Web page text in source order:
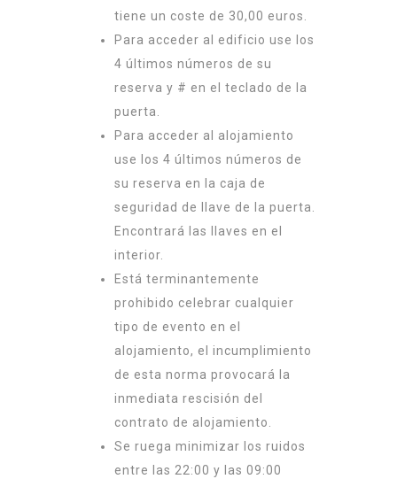
tiene un coste de 30,00 euros.
Para acceder al edificio use los
4 últimos números de su
reserva y # en el teclado de la
puerta.
Para acceder al alojamiento
use los 4 últimos números de
su reserva en la caja de
seguridad de llave de la puerta.
Encontrará las llaves en el
interior.
Está terminantemente
prohibido celebrar cualquier
tipo de evento en el
alojamiento, el incumplimiento
de esta norma provocará la
inmediata rescisión del
contrato de alojamiento.
Se ruega minimizar los ruidos
entre las 22:00 y las 09:00